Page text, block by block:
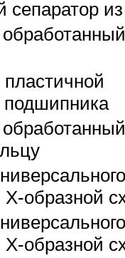
сепаратор
подшипника
образной
образной